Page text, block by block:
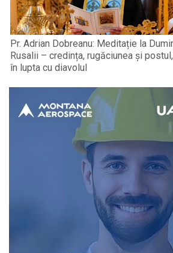
Pr. Adrian Dobreanu: Meditație la
Rusalii – credința, rugăciunea și
în lupta cu diavolul